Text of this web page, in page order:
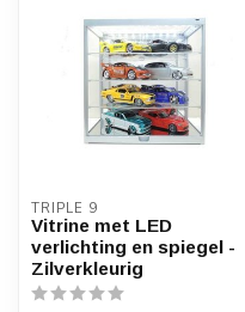
TRIPLE 9
Vitrine met LED
verlichting en spiegel -
Zilverkleurig